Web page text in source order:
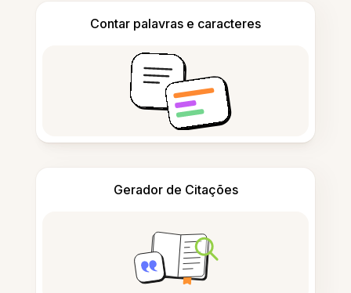
Contar palavras e caracteres
Gerador de Citações